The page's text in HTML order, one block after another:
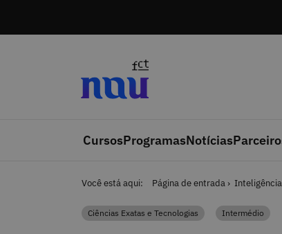
CursosProgramasNotícias
Você está aqui: Página de entrada
Categoria
Ciências Exatas e Tecnologias Categoria
Intermédio